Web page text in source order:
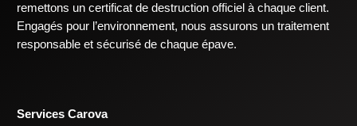
remettons un certificat de destruction officiel à chaque client.
Engagés pour l’environnement, nous assurons un traitement
responsable et sécurisé de chaque épave.
Services Carova